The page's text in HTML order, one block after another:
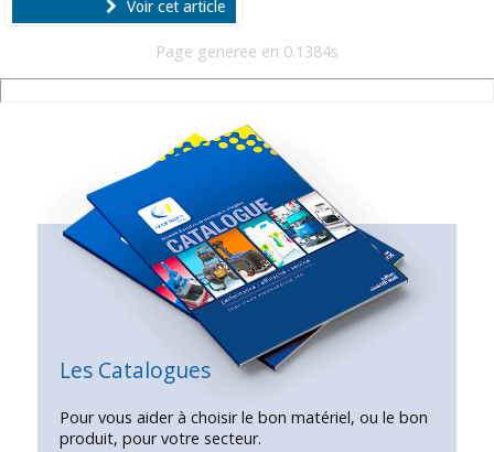
Voir cet article
Page generee en 0.1384s
Les Catalogues
Pour vous aider à choisir le bon matériel, ou le bon
produit, pour votre secteur.